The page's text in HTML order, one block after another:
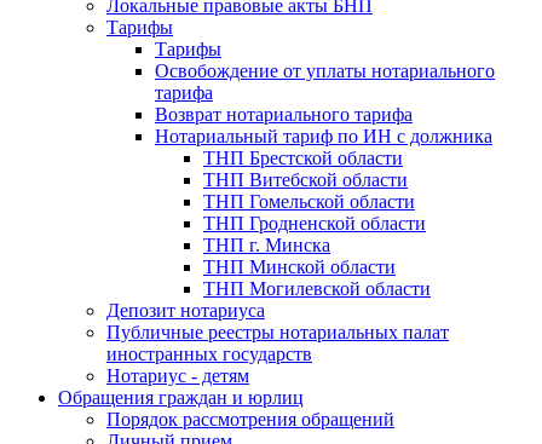
Локальные правовые акты БНП
Тарифы
Тарифы
Освобождение от уплаты нотариального
тарифа
Возврат нотариального тарифа
Нотариальный тариф по ИН с должника
ТНП Брестской области
ТНП Витебской области
ТНП Гомельской области
ТНП Гродненской области
ТНП г. Минска
ТНП Минской области
ТНП Могилевской области
Депозит нотариуса
Публичные реестры нотариальных палат
иностранных государств
Нотариус - детям
Обращения граждан и юрлиц
Порядок рассмотрения обращений